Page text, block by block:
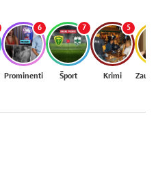
6
Prominenti
7
Šport
5
Krimi